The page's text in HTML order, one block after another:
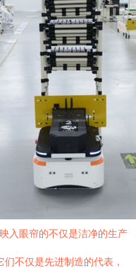
入眼帘的不仅是洁净的生产
不仅是先进制造的代表，